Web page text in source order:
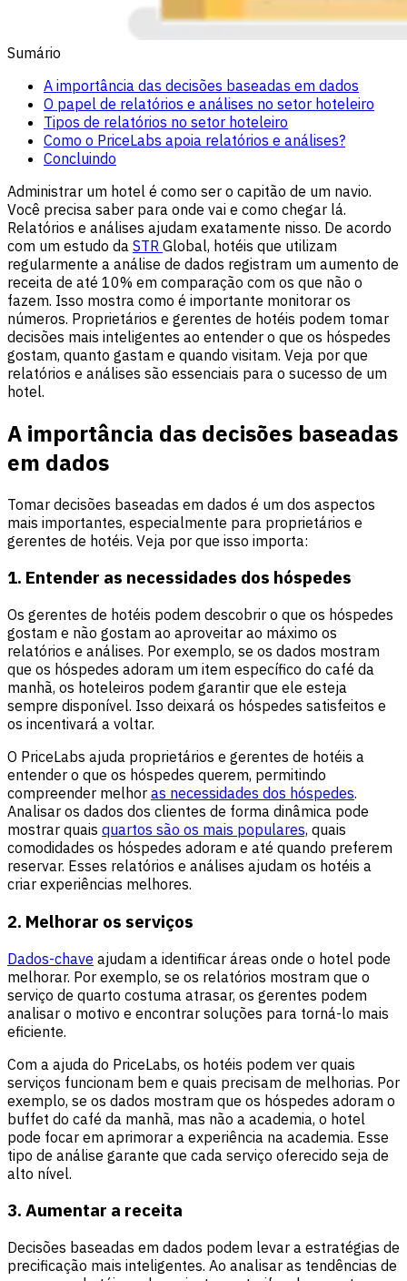
Sumário
A importância das decisões baseadas em dados
O papel de relatórios e análises no setor hoteleiro
Tipos de relatórios no setor hoteleiro
Como o PriceLabs apoia relatórios e análises?
Concluindo
Administrar um hotel é como ser o capitão de um navio.
Você precisa saber para onde vai e como chegar lá.
Relatórios e análises ajudam exatamente nisso. De acordo
com um estudo da STR Global, hotéis que utilizam
regularmente a análise de dados registram um aumento de
receita de até 10% em comparação com os que não o
fazem. Isso mostra como é importante monitorar os
números. Proprietários e gerentes de hotéis podem tomar
decisões mais inteligentes ao entender o que os hóspedes
gostam, quanto gastam e quando visitam. Veja por que
relatórios e análises são essenciais para o sucesso de um
hotel.
A importância das decisões baseadas
em dados
Tomar decisões baseadas em dados é um dos aspectos
mais importantes, especialmente para proprietários e
gerentes de hotéis. Veja por que isso importa:
1. Entender as necessidades dos hóspedes
Os gerentes de hotéis podem descobrir o que os hóspedes
gostam e não gostam ao aproveitar ao máximo os
relatórios e análises. Por exemplo, se os dados mostram
que os hóspedes adoram um item específico do café da
manhã, os hoteleiros podem garantir que ele esteja
sempre disponível. Isso deixará os hóspedes satisfeitos e
os incentivará a voltar.
O PriceLabs ajuda proprietários e gerentes de hotéis a
entender o que os hóspedes querem, permitindo
compreender melhor as necessidades dos hóspedes.
Analisar os dados dos clientes de forma dinâmica pode
mostrar quais quartos são os mais populares, quais
comodidades os hóspedes adoram e até quando preferem
reservar. Esses relatórios e análises ajudam os hotéis a
criar experiências melhores.
2. Melhorar os serviços
Dados-chave ajudam a identificar áreas onde o hotel pode
melhorar. Por exemplo, se os relatórios mostram que o
serviço de quarto costuma atrasar, os gerentes podem
analisar o motivo e encontrar soluções para torná-lo mais
eficiente.
Com a ajuda do PriceLabs, os hotéis podem ver quais
serviços funcionam bem e quais precisam de melhorias. Por
exemplo, se os dados mostram que os hóspedes adoram o
buffet do café da manhã, mas não a academia, o hotel
pode focar em aprimorar a experiência na academia. Esse
tipo de análise garante que cada serviço oferecido seja de
alto nível.
3. Aumentar a receita
Decisões baseadas em dados podem levar a estratégias de
precificação mais inteligentes. Ao analisar as tendências de